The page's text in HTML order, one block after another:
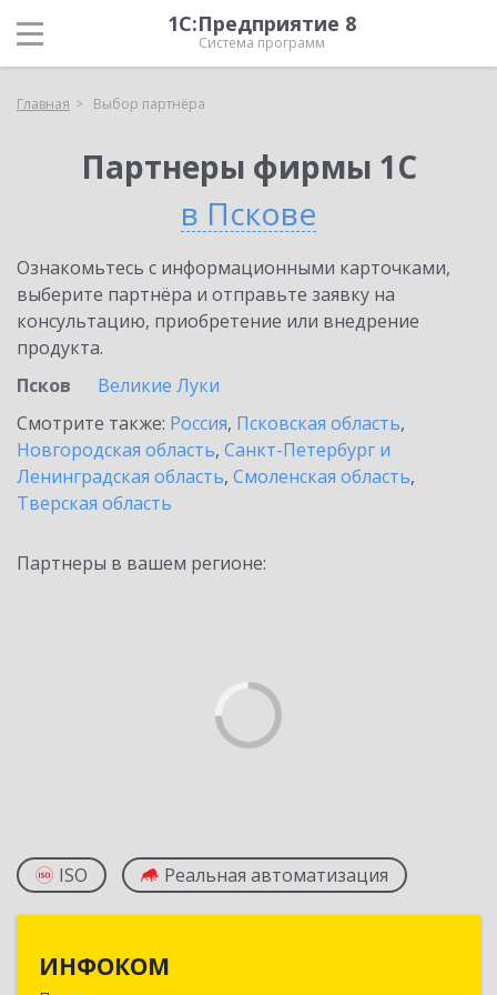
1С:Предприятие 8
Система программ
Главная Выбор партнёра
Партнеры фирмы 1С
в Пскове
Ознакомьтесь с информационными карточками,
выберите партнёра и отправьте заявку на
консультацию, приобретение или внедрение
продукта.
Псков
Великие Луки
Смотрите также: Россия, Псковская область,
Новгородская область, Санкт-Петербург и
Ленинградская область, Смоленская область,
Тверская область
Партнеры в вашем регионе:
ISO Реальная автоматизация
ИНФОКОМ